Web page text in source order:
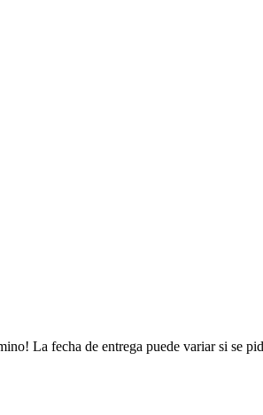
La fecha de entrega puede variar si se